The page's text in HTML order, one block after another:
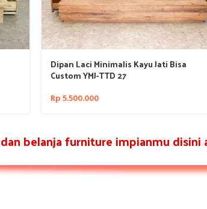
Dipan Laci Minimalis Kayu Jati Bisa
Custom YMJ-TTD 27
Rp5.500.000
belanja furniture impianmu